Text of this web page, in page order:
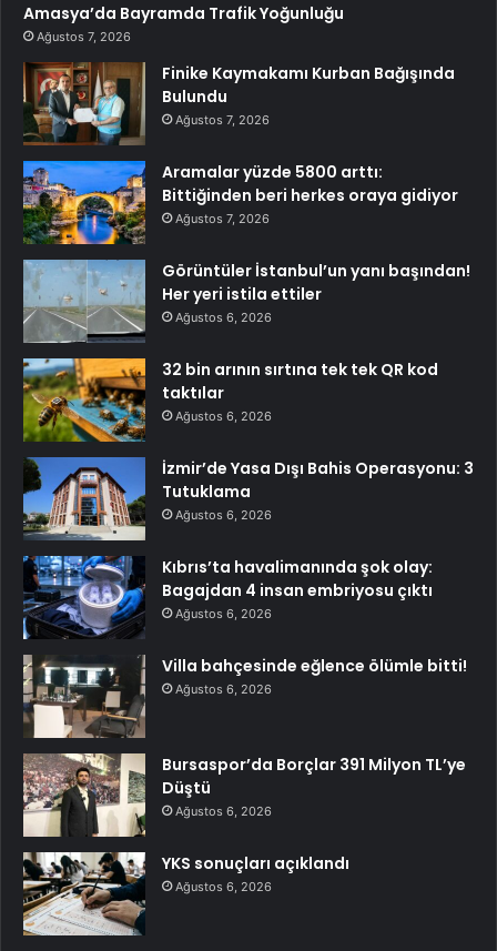
Amasya’da Bayramda Trafik Yoğunluğu
Ağustos 7, 2026
Finike Kaymakamı Kurban Bağışında
Bulundu
Ağustos 7, 2026
Aramalar yüzde 5800 arttı:
Bittiğinden beri herkes oraya gidiyor
Ağustos 7, 2026
Görüntüler İstanbul’un yanı başından!
Her yeri istila ettiler
Ağustos 6, 2026
32 bin arının sırtına tek tek QR kod
taktılar
Ağustos 6, 2026
İzmir’de Yasa Dışı Bahis Operasyonu: 3
Tutuklama
Ağustos 6, 2026
Kıbrıs’ta havalimanında şok olay:
Bagajdan 4 insan embriyosu çıktı
Ağustos 6, 2026
Villa bahçesinde eğlence ölümle bitti!
Ağustos 6, 2026
Bursaspor’da Borçlar 391 Milyon TL’ye
Düştü
Ağustos 6, 2026
YKS sonuçları açıklandı
Ağustos 6, 2026